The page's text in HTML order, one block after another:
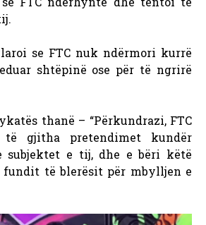
se FTC nuk ndërmori kurrë
shtëpinë ose për të ngrirë
thanë – “Përkundrazi, FTC
gjitha pretendimet kundër
subjektet e tij, dhe e bëri këtë
fundit të blerësit për mbylljen e